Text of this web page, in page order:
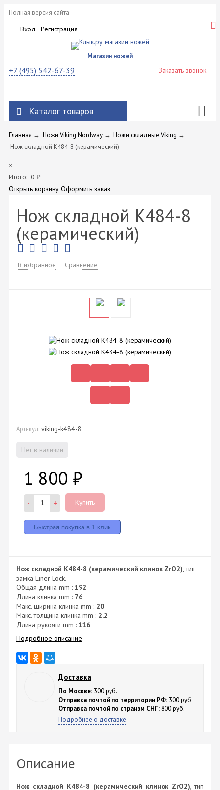
Полная версия сайта
Вход Регистрация
Магазин ножей
+7 (495) 542-67-39 Заказать звонок
Каталог товаров
Главная → Ножи Viking Nordway → Ножи складные Viking →
Нож складной K484-8 (керамический)
×
Итого: 0 ₽
Открыть корзину Оформить заказ
Нож складной K484-8
(керамический)
В избранное Сравнение
Артикул: viking-k484-8
Нет в наличии
1 800 ₽
- + Купить
Нож складной K484-8 (керамический клинок ZrO2), тип
замка Liner Lock.
Общая длина mm : 192
Длина клинка mm : 76
Макс. ширина клинка mm : 20
Макс. толщина клинка mm : 2.2
Длина рукояти mm : 116
Подробное описание
Доставка
По Москве: 300 руб.
Отправка почтой по территории РФ: 300 руб
Отправка почтой по странам СНГ: 800 руб.
Подробнее о доставке
Описание
Нож складной K484-8 (керамический клинок ZrO2), тип